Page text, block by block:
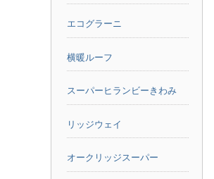
エコグラーニ
横暖ルーフ
スーパーヒランビーきわみ
リッジウェイ
オークリッジスーパー